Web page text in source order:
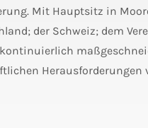
Mit Hauptsitz in
der Schweiz; dem
Herausforderungen